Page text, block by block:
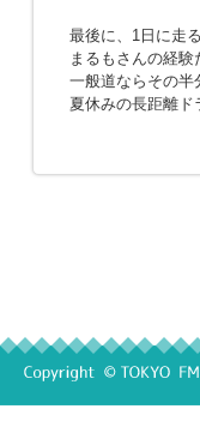
最後に、1日に走
まるもさんの経験
一般道ならその半
夏休みの長距離